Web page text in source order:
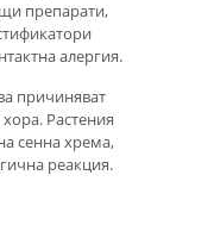
препарати,
алергия.
причиняват
Растения
сенна хрема,
реакция.